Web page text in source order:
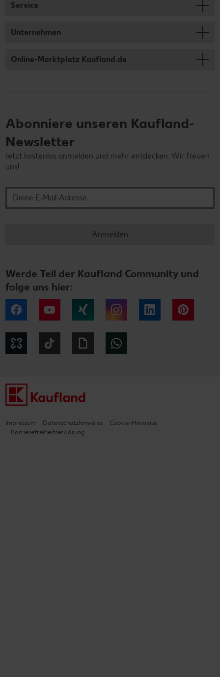
Service
Unternehmen
Online-Marktplatz Kaufland.de
Abonniere unseren Kaufland-
Newsletter
Jetzt kostenlos anmelden und mehr entdecken. Wir freuen
uns!
Anmelden
Werde Teil der Kaufland Community und
folge uns hier:
Facebook YouTube Xing Instagram LinkedIn
Kununu Giphy
Impressum Datenschutzhinweise
Cookie-Hinweise
Barrierefreiheitserklärung